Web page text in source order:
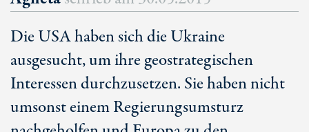
Die USA haben sich die Ukraine
ausgesucht, um ihre geostrategischen
Interessen durchzusetzen. Sie haben nicht
umsonst einem Regierungsumsturz